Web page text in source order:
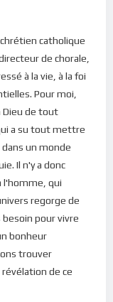
d’abord en
! Peu de gens
et donc de
leur vie… C’est
sans suite car ils
générée par
basse énergie
qu’ils veulent.
catholique
de chorale,
à la vie, à la foi
Pour moi,
Dieu de tout
a su tout mettre
un monde
Il n'y a donc
l'homme, qui
regorge de
pour vivre
bonheur
trouver
de ce